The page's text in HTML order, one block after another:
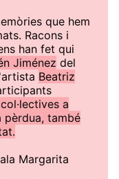
que hem
Racons i
han fet qui
Jiménez del
Beatriz
a
pèrdua, també
Margarita